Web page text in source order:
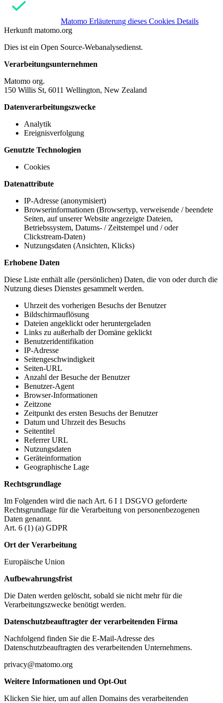
Matomo Erläuterung dieses Cookies Details
Herkunft matomo.org
Dies ist ein Open Source-Webanalysedienst.
Verarbeitungsunternehmen
Matomo org.
150 Willis St, 6011 Wellington, New Zealand
Datenverarbeitungszwecke
Analytik
Ereignisverfolgung
Genutzte Technologien
Cookies
Datenattribute
IP-Adresse (anonymisiert)
Browserinformationen (Browsertyp, verweisende / beendete
Seiten, auf unserer Website angezeigte Dateien,
Betriebssystem, Datums- / Zeitstempel und / oder
Clickstream-Daten)
Nutzungsdaten (Ansichten, Klicks)
Erhobene Daten
Diese Liste enthält alle (persönlichen) Daten, die von oder durch die
Nutzung dieses Dienstes gesammelt werden.
Uhrzeit des vorherigen Besuchs der Benutzer
Bildschirmauflösung
Dateien angeklickt oder heruntergeladen
Links zu außerhalb der Domäne geklickt
Benutzeridentifikation
IP-Adresse
Seitengeschwindigkeit
Seiten-URL
Anzahl der Besuche der Benutzer
Benutzer-Agent
Browser-Informationen
Zeitzone
Zeitpunkt des ersten Besuchs der Benutzer
Datum und Uhrzeit des Besuchs
Seitentitel
Referrer URL
Nutzungsdaten
Geräteinformation
Geographische Lage
Rechtsgrundlage
Im Folgenden wird die nach Art. 6 I 1 DSGVO geforderte
Rechtsgrundlage für die Verarbeitung von personenbezogenen
Daten genannt.
Art. 6 (1) (a) GDPR
Ort der Verarbeitung
Europäische Union
Aufbewahrungsfrist
Die Daten werden gelöscht, sobald sie nicht mehr für die
Verarbeitungszwecke benötigt werden.
Datenschutzbeauftragter der verarbeitenden Firma
Nachfolgend finden Sie die E-Mail-Adresse des
Datenschutzbeauftragten des verarbeitenden Unternehmens.
privacy@matomo.org
Weitere Informationen und Opt-Out
Klicken Sie hier, um auf allen Domains des verarbeitenden